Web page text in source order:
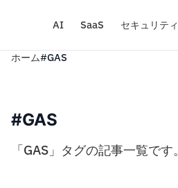
AI SaaS セキュリティ
ホーム#GAS
#GAS
「GAS」タグの記事一覧です。